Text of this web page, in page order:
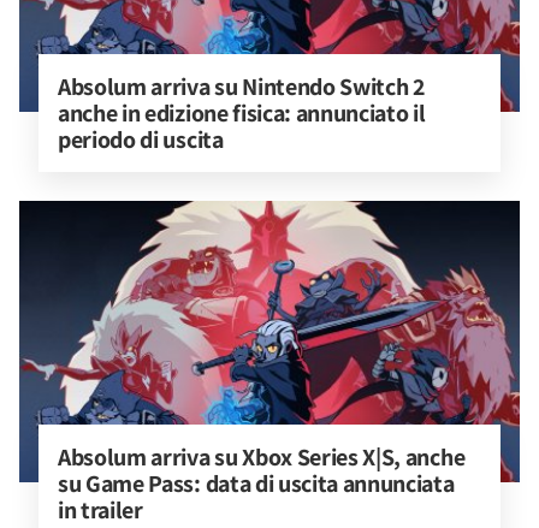
Absolum arriva su Nintendo Switch 2
anche in edizione fisica: annunciato il
periodo di uscita
Absolum arriva su Xbox Series X|S, anche
su Game Pass: data di uscita annunciata
in trailer